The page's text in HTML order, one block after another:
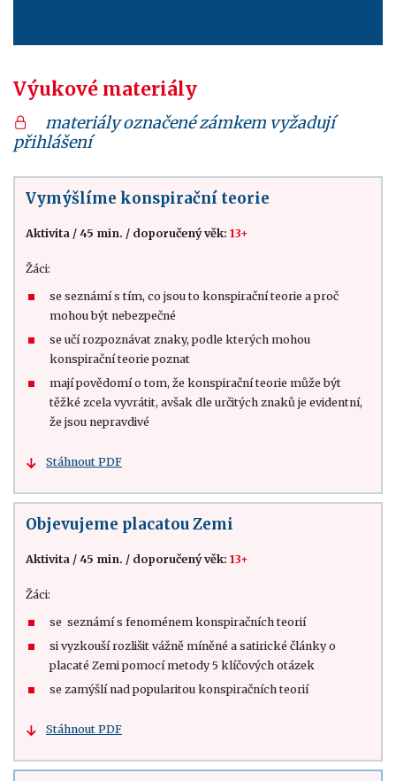
Výukové materiály
materiály označené zámkem vyžadují
přihlášení
Vymýšlíme konspirační teorie
Aktivita / 45 min. / doporučený věk: 13+
Žáci:
se seznámí s tím, co jsou to konspirační teorie a proč
mohou být nebezpečné
se učí rozpoznávat znaky, podle kterých mohou
konspirační teorie poznat
mají povědomí o tom, že konspirační teorie může být
těžké zcela vyvrátit, avšak dle určitých znaků je evidentní,
že jsou nepravdivé
Stáhnout PDF
Objevujeme placatou Zemi
Aktivita / 45 min. / doporučený věk: 13+
Žáci:
se seznámí s fenoménem konspiračních teorií
si vyzkouší rozlišit vážně míněné a satirické články o
placaté Zemi pomocí metody 5 klíčových otázek
se zamýšlí nad popularitou konspiračních teorií
Stáhnout PDF